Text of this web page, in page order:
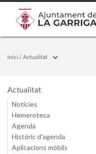
Inici / Actualitat
Actualitat
Notícies
Hemeroteca
Agenda
Històric d'agenda
Aplicacions mòbils